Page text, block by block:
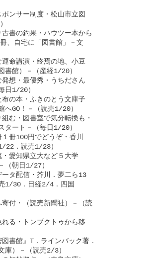
ンサー制度・松山市立図
書の釣果・ハウツー本から
、自宅に「図書館」－文
命講演・終焉の地、小豆
館）－（産経1/20）
想・最優秀・うちださん
日1/20）
の本・ふきのとう文庫子
GO！－（読売1/20）
む・図書室で気分転換も・
ート－（毎日1/20）
冊100円でどうぞ・香川
22．読売1/23）
愛知県立大など５大学
（朝日1/27）
タ配信・芥川．夢二ら13
1/30．日経2/4．四国
付・（読売新聞社）－（読
る・トンブクトゥから移
書館』T．ラインバック著．
庫）－（読売2/3）